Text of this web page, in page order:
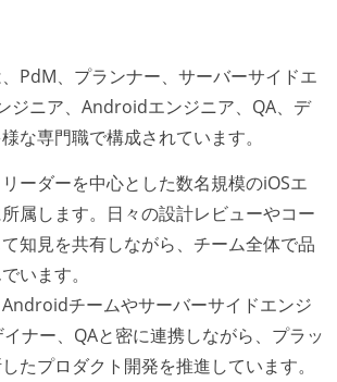
PdM、プランナー、サーバーサイドエ
ジニア、Androidエンジニア、QA、デ
な専門職で構成されています。
ーダーを中心とした数名規模のiOSエ
属します。日々の設計レビューやコー
知見を共有しながら、チーム全体で品
います。
チームやサーバーサイドエンジ
ナー、QAと密に連携しながら、プラッ
たプロダクト開発を推進しています。